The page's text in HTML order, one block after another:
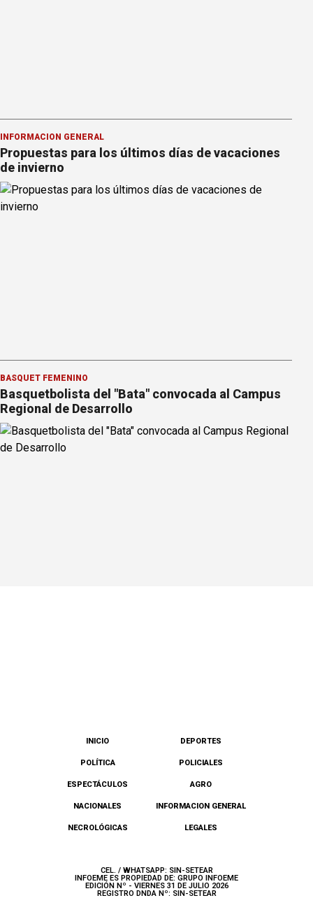
INFORMACION GENERAL
Propuestas para los últimos días de vacaciones
de invierno
BÁSQUET FEMENINO
Basquetbolista del "Bata" convocada al Campus
Regional de Desarrollo
INICIO DEPORTES
POLÍTICA POLICIALES
ESPECTÁCULOS AGRO
NACIONALES INFORMACION GENERAL
NECROLÓGICAS LEGALES
CEL. / WHATSAPP: SIN-SETEAR
INFOEME ES PROPIEDAD DE: GRUPO INFOEME
EDICIÓN Nº - VIERNES 31 DE JULIO 2026
REGISTRO DNDA Nº: SIN-SETEAR